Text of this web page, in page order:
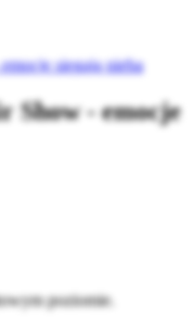
sięgają nieba
Show - emocje
poziomie.